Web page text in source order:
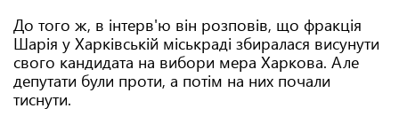
До того ж, в інтерв'ю він розповів, що фракція
Шарія у Харківській міськраді збиралася висунути
свого кандидата на вибори мера Харкова. Але
депутати були проти, а потім на них почали
тиснути.